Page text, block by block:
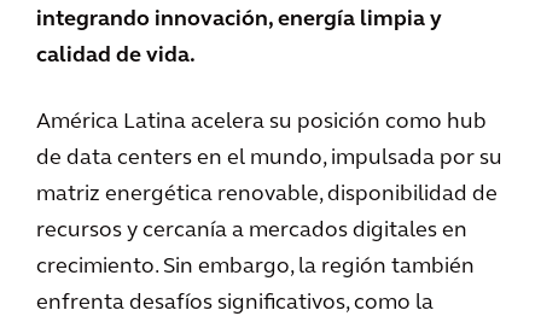
integrando innovación, energía limpia y
calidad de vida.
América Latina acelera su posición como hub
de data centers en el mundo, impulsada por su
matriz energética renovable, disponibilidad de
recursos y cercanía a mercados digitales en
crecimiento. Sin embargo, la región también
enfrenta desafíos significativos, como la